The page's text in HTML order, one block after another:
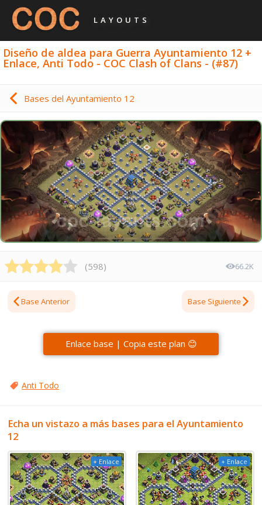
LAYOUTS
Diseño de aldea para Guerra Ayuntamiento 12 +
Enlace, Anti Todo - COC Clash of Clans - (#87)
Bases del Ayuntamiento 12
(598) 66.2K
Base Anterior Base Siguiente
Enlace base | Copia este plan 😊
Anti Todo
Echa un vistazo a más bases para el Ayuntamiento
12
+ Enlace + Enlace